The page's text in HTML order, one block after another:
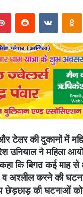
PinterestReddit
की दुकानों में
उनियाल ने महिला
कि बिगत कई माह से
व अश्लील करने की
छेड़छाड़ की घटनाओं